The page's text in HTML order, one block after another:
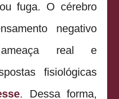
fuga. O cérebro
negativo
real e
fisiológicas
. Dessa forma,